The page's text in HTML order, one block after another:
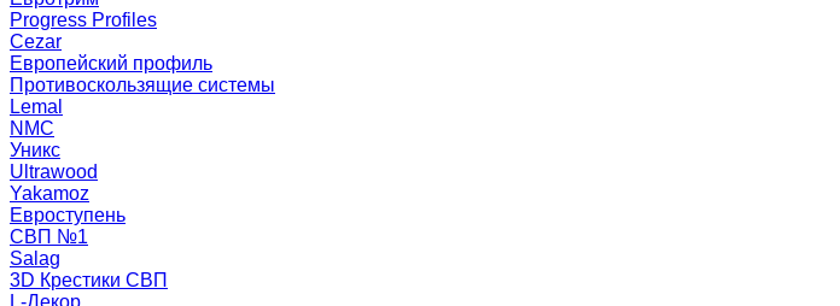
Progress Profiles
Cezar
Европейский профиль
Противоскользящие системы
Lemal
NMC
Уникс
Ultrawood
Yakamoz
Евроступень
СВП №1
Salag
3D Крестики СВП
L-Декор